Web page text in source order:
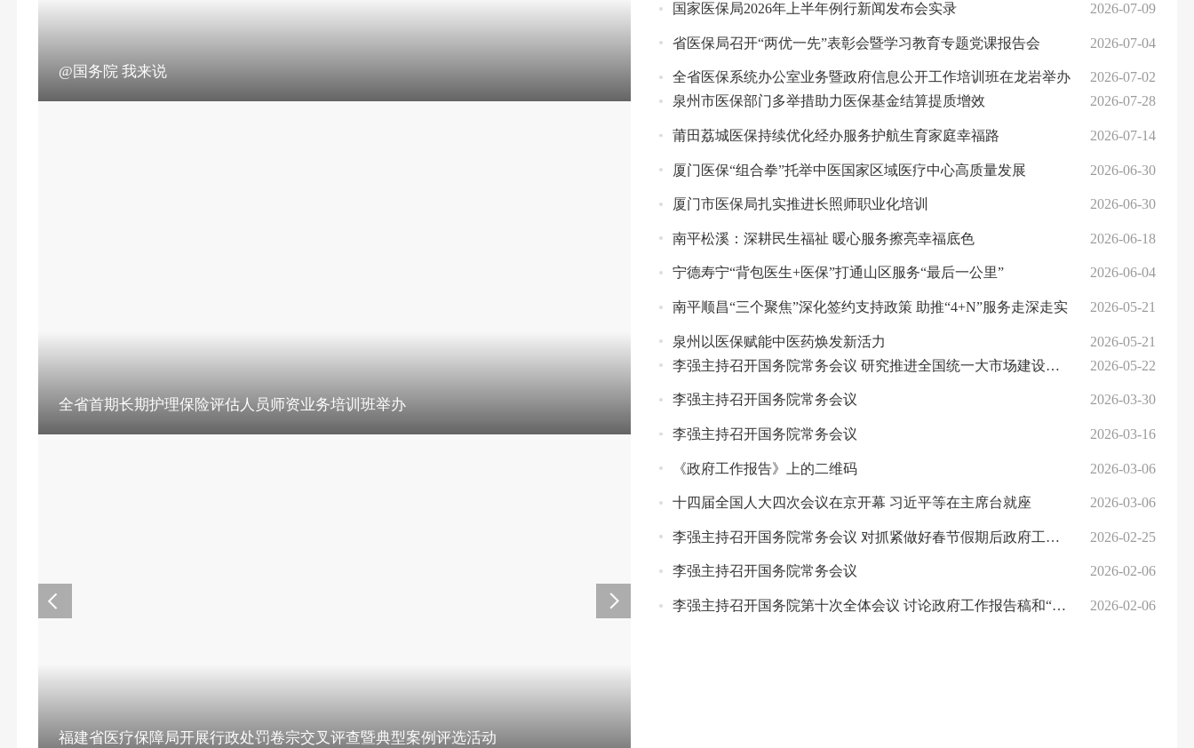
@国务院 我来说
全省首期长期护理保险评估人员师资业务培训班举办
福建省医疗保障局开展行政处罚卷宗交叉评查暨典型案例评选活动
国家医保局2026年上半年例行新闻发布会实录 2026-07-09
省医保局召开“两优一先”表彰会暨学习教育专题党课报告会 2026-07-04
全省医保系统办公室业务暨政府信息公开工作培训班在龙岩举办
2026-07-02
泉州市医保部门多举措助力医保基金结算提质增效
2026-07-28
莆田荔城医保持续优化经办服务护航生育家庭幸福路 2026-07-14
厦门医保“组合拳”托举中医国家区域医疗中心高质量发展 2026-06-30
厦门市医保局扎实推进长照师职业化培训 2026-06-30
南平松溪：深耕民生福祉 暖心服务擦亮幸福底色 2026-06-18
宁德寿宁“背包医生+医保”打通山区服务“最后一公里” 2026-06-04
南平顺昌“三个聚焦”深化签约支持政策 助推“4+N”服务走深走实 2026-05-21
泉州以医保赋能中医药焕发新活力
2026-05-21
李强主持召开国务院常务会议 研究推进全国统一大市场建设有关工作 审议通过《现代化应急体系建设“十五五”规划》 讨论《中华人民共和国中国人民银行法（修订草案）》
2026-05-22
李强主持召开国务院常务会议 2026-03-30
李强主持召开国务院常务会议 2026-03-16
《政府工作报告》上的二维码 2026-03-06
十四届全国人大四次会议在京开幕 习近平等在主席台就座 2026-03-06
李强主持召开国务院常务会议 对抓紧做好春节假期后政府工作作出部署 研究推进银发经济和养老服务发展有关工作 审议通过《关于加强基层消防工作的意见》 讨论《中华人民共和国水法（修订草案）》 2026-02-25
李强主持召开国务院常务会议 2026-02-06
李强主持召开国务院第十次全体会议 讨论政府工作报告稿和“十五五”规划纲要草案稿 2026-02-06